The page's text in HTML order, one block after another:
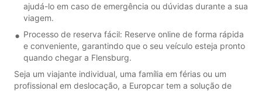
ajudá-lo em caso de emergência ou dúvidas durante a sua
viagem.
Processo de reserva fácil: Reserve online de forma rápida
e conveniente, garantindo que o seu veículo esteja pronto
quando chegar a Flensburg.
Seja um viajante individual, uma família em férias ou um
profissional em deslocação, a Europcar tem a solução de